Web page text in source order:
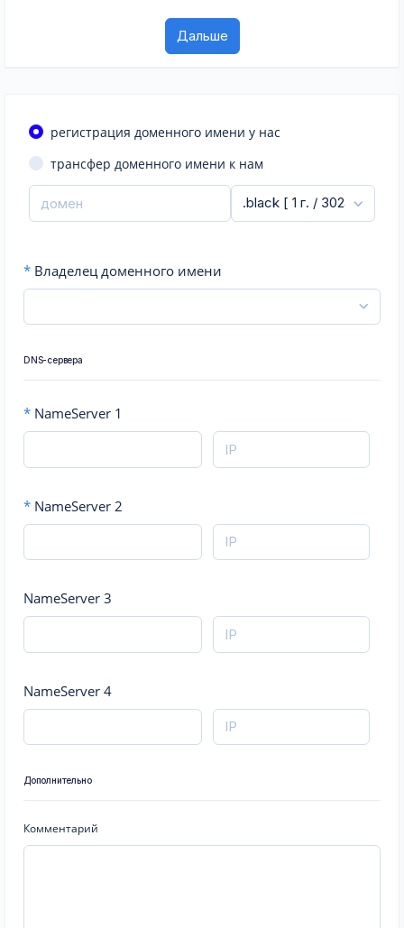
регистрация доменного имени у нас
трансфер доменного имени к нам
* Владелец доменного имени
DNS-сервера
* NameServer 1
* NameServer 2
NameServer 3
NameServer 4
Дополнительно
Комментарий